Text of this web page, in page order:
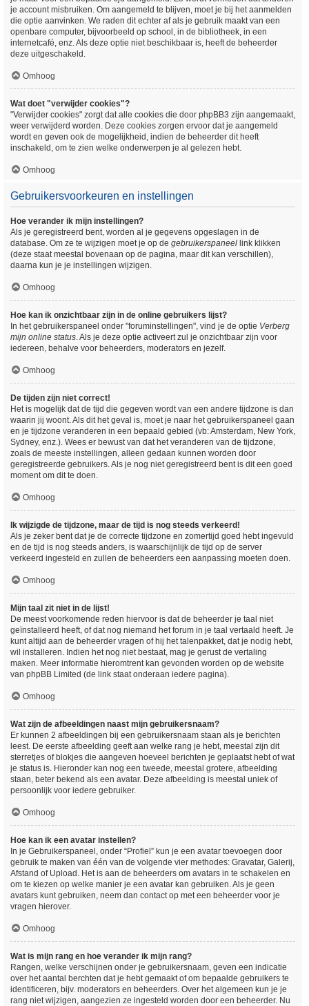
je account misbruiken. Om aangemeld te blijven, moet je bij het aanmelden
die optie aanvinken. We raden dit echter af als je gebruik maakt van een
openbare computer, bijvoorbeeld op school, in de bibliotheek, in een
internetcafé, enz. Als deze optie niet beschikbaar is, heeft de beheerder
deze uitgeschakeld.
Omhoog
Wat doet "verwijder cookies"?
"Verwijder cookies" zorgt dat alle cookies die door phpBB3 zijn aangemaakt,
weer verwijderd worden. Deze cookies zorgen ervoor dat je aangemeld
wordt en geven ook de mogelijkheid, indien de beheerder dit heeft
inschakeld, om te zien welke onderwerpen je al gelezen hebt.
Omhoog
Gebruikersvoorkeuren en instellingen
Hoe verander ik mijn instellingen?
Als je geregistreerd bent, worden al je gegevens opgeslagen in de
database. Om ze te wijzigen moet je op de gebruikerspaneel link klikken
(deze staat meestal bovenaan op de pagina, maar dit kan verschillen),
daarna kun je je instellingen wijzigen.
Omhoog
Hoe kan ik onzichtbaar zijn in de online gebruikers lijst?
In het gebruikerspaneel onder "foruminstellingen", vind je de optie Verberg
mijn online status. Als je deze optie activeert zul je onzichtbaar zijn voor
iedereen, behalve voor beheerders, moderators en jezelf.
Omhoog
De tijden zijn niet correct!
Het is mogelijk dat de tijd die gegeven wordt van een andere tijdzone is dan
waarin jij woont. Als dit het geval is, moet je naar het gebruikerspaneel gaan
en je tijdzone veranderen in een bepaald gebied (vb: Amsterdam, New York,
Sydney, enz.). Wees er bewust van dat het veranderen van de tijdzone,
zoals de meeste instellingen, alleen gedaan kunnen worden door
geregistreerde gebruikers. Als je nog niet geregistreerd bent is dit een goed
moment om dit te doen.
Omhoog
Ik wijzigde de tijdzone, maar de tijd is nog steeds verkeerd!
Als je zeker bent dat je de correcte tijdzone en zomertijd goed hebt ingevuld
en de tijd is nog steeds anders, is waarschijnlijk de tijd op de server
verkeerd ingesteld en zullen de beheerders een aanpassing moeten doen.
Omhoog
Mijn taal zit niet in de lijst!
De meest voorkomende reden hiervoor is dat de beheerder je taal niet
geïnstalleerd heeft, of dat nog niemand het forum in je taal vertaald heeft. Je
kunt altijd aan de beheerder vragen of hij het talenpakket, dat je nodig hebt,
wil installeren. Indien het nog niet bestaat, mag je gerust de vertaling
maken. Meer informatie hieromtrent kan gevonden worden op de website
van phpBB Limited (de link staat onderaan iedere pagina).
Omhoog
Wat zijn de afbeeldingen naast mijn gebruikersnaam?
Er kunnen 2 afbeeldingen bij een gebruikersnaam staan als je berichten
leest. De eerste afbeelding geeft aan welke rang je hebt, meestal zijn dit
sterretjes of blokjes die aangeven hoeveel berichten je geplaatst hebt of wat
je status is. Hieronder kan nog een tweede, meestal grotere, afbeelding
staan, beter bekend als een avatar. Deze afbeelding is meestal uniek of
persoonlijk voor iedere gebruiker.
Omhoog
Hoe kan ik een avatar instellen?
In je Gebruikerspaneel, onder “Profiel” kun je een avatar toevoegen door
gebruik te maken van één van de volgende vier methodes: Gravatar, Galerij,
Afstand of Upload. Het is aan de beheerders om avatars in te schakelen en
om te kiezen op welke manier je een avatar kan gebruiken. Als je geen
avatars kunt gebruiken, neem dan contact op met een beheerder voor je
vragen hierover.
Omhoog
Wat is mijn rang en hoe verander ik mijn rang?
Rangen, welke verschijnen onder je gebruikersnaam, geven een indicatie
over het aantal berchten dat je hebt gemaakt of om bepaalde gebruikers te
identificeren, bijv. moderators en beheerders. Over het algemeen kun je je
rang niet wijzigen, aangezien ze ingesteld worden door een beheerder. Nu